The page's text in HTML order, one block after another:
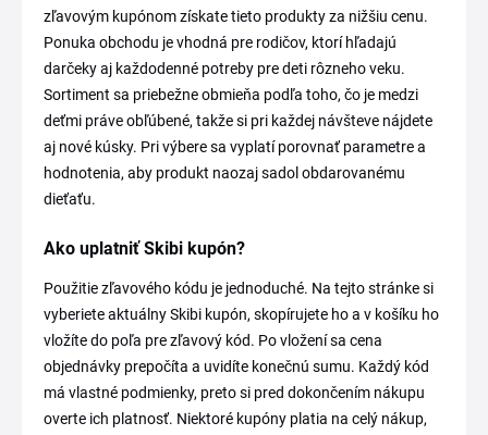
zľavovým kupónom získate tieto produkty za nižšiu cenu.
Ponuka obchodu je vhodná pre rodičov, ktorí hľadajú
darčeky aj každodenné potreby pre deti rôzneho veku.
Sortiment sa priebežne obmieňa podľa toho, čo je medzi
deťmi práve obľúbené, takže si pri každej návšteve nájdete
aj nové kúsky. Pri výbere sa vyplatí porovnať parametre a
hodnotenia, aby produkt naozaj sadol obdarovanému
dieťaťu.
Ako uplatniť Skibi kupón?
Použitie zľavového kódu je jednoduché. Na tejto stránke si
vyberiete aktuálny Skibi kupón, skopírujete ho a v košíku ho
vložíte do poľa pre zľavový kód. Po vložení sa cena
objednávky prepočíta a uvidíte konečnú sumu. Každý kód
má vlastné podmienky, preto si pred dokončením nákupu
overte ich platnosť. Niektoré kupóny platia na celý nákup,